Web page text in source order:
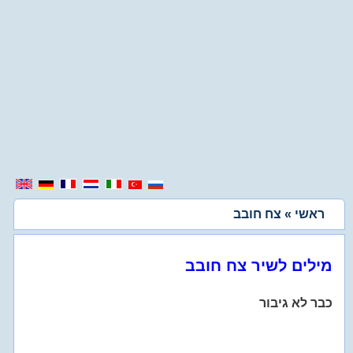
ראשי » צח חובב
מילים לשיר צח חובב
כבר לא גיבור